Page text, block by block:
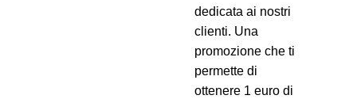
dedicata ai nostri
clienti. Una
promozione che ti
permette di
ottenere 1 euro di